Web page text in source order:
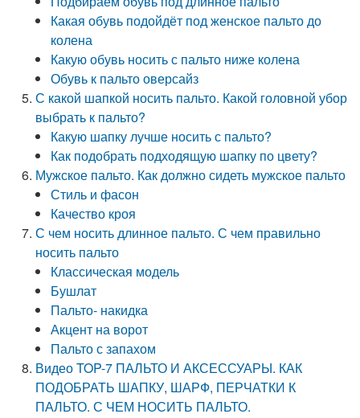
Какая обувь подойдёт под женское пальто до
колена
Какую обувь носить с пальто ниже колена
Обувь к пальто оверсайз
С какой шапкой носить пальто. Какой головной убор
выбрать к пальто?
Какую шапку лучше носить с пальто?
Как подобрать подходящую шапку по цвету?
Мужское пальто. Как должно сидеть мужское пальто
Стиль и фасон
Качество кроя
С чем носить длинное пальто. С чем правильно
носить пальто
Классическая модель
Бушлат
Пальто- накидка
Акцент на ворот
Пальто с запахом
Видео TOP-7 ПАЛЬТО И АКСЕССУАРЫ. КАК
ПОДОБРАТЬ ШАПКУ, ШАРФ, ПЕРЧАТКИ К
ПАЛЬТО. С ЧЕМ НОСИТЬ ПАЛЬТО.